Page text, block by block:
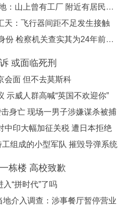
女子接触氢氟酸后死亡 事发地：山上曾有工厂 附近有居民种菜
天：飞行器间距不足发生接触
男子10次判决均用化名隐瞒身份 检察机关查实其为24年前命案逃犯
或面临死刑
会面 但不去莫斯科
示威人群高喊“英国不欢迎你”
身亡 现场一男子涉嫌谋杀被捕
中印大幅加征关税 遭日本拒绝
组成的小型军队 摧毁导弹系统
栋楼 高校致歉
入“拼时代”了吗
介入调查：涉事餐厅暂停营业